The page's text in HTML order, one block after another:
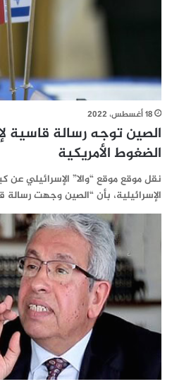
18 أغسطس، 2022
الصين توجه رسالة قاسية
الضغوط الأمريكية
نقل موقع موقع “والا” الإسرائيلي عن
الإسرائيلية، بأن “الصين وجهت